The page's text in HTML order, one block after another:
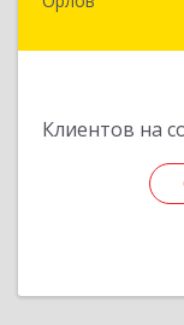
Клиентов на